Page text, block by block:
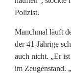
t
e
n
Polizist.
Manchmal läuft
der 41-Jährige
auch nicht. „Er
im Zeugenstand.